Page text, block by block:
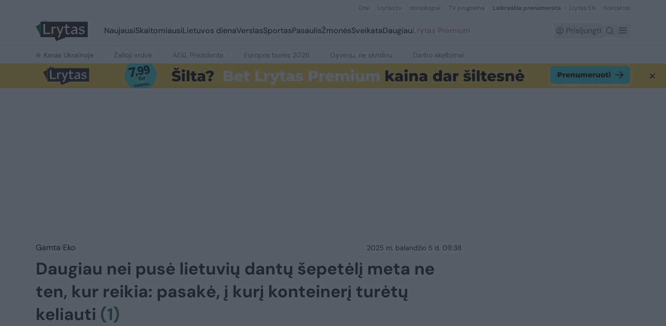
Orai Lrytas.tv Horoskopai TV programa Laikraščio prenumerata Lrytas EN Kontaktai
NaujausiSkaitomiausiLietuvos dienaVerslasSportasPasaulisŽmonėsSveikataDaugiauLrytas Premium Prisijungti
Karas Ukrainoje Žalioji erdvė Ačiū, Prezidente Europos burės 2026 Gyvenu, ne skrolinu Darbo skelbimai
Gamta Eko 2025 m. balandžio 5 d. 09:38
Daugiau nei pusė lietuvių dantų šepetėlį meta ne
ten, kur reikia: pasakė, į kurį konteinerį turėtų
keliauti (1)